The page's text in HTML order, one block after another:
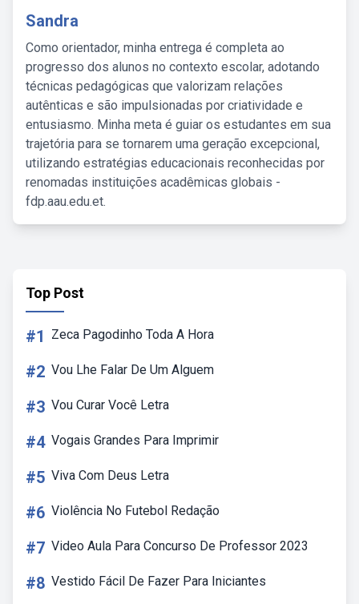
Sandra
Como orientador, minha entrega é completa ao
progresso dos alunos no contexto escolar, adotando
técnicas pedagógicas que valorizam relações
autênticas e são impulsionadas por criatividade e
entusiasmo. Minha meta é guiar os estudantes em sua
trajetória para se tornarem uma geração excepcional,
utilizando estratégias educacionais reconhecidas por
renomadas instituições acadêmicas globais -
fdp.aau.edu.et.
Top Post
#1 Zeca Pagodinho Toda A Hora
#2 Vou Lhe Falar De Um Alguem
#3 Vou Curar Você Letra
#4 Vogais Grandes Para Imprimir
#5 Viva Com Deus Letra
#6 Violência No Futebol Redação
#7 Video Aula Para Concurso De Professor 2023
#8 Vestido Fácil De Fazer Para Iniciantes